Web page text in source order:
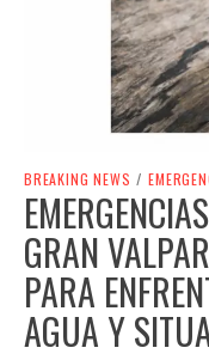
BREAKING NEWS /
GRAN
PARA
AGUA Y